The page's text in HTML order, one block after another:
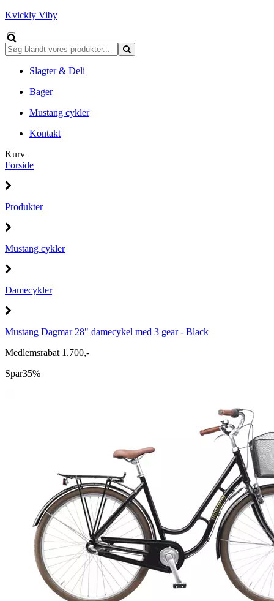
Kvickly Viby
Slagter & Deli
Bager
Mustang cykler
Kontakt
Kurv
Forside
Produkter
Mustang cykler
Damecykler
Mustang Dagmar 28" damecykel med 3 gear - Black
Medlemsrabat 1.700,-
Spar35%